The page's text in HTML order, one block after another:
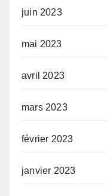
juin 2023
mai 2023
avril 2023
mars 2023
février 2023
janvier 2023